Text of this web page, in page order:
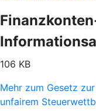
106 KB
Mehr zum Gesetz
unfairem